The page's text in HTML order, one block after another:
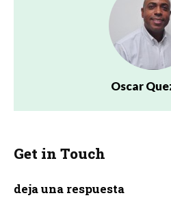
Oscar
Get in Touch
deja una respuesta